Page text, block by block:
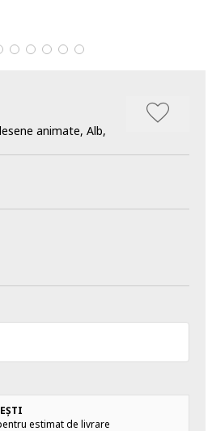
animate, Alb,
estimat de livrare